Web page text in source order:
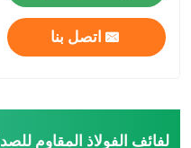
اتصل بنا
لفائف الفولاذ المقاوم للصدأ